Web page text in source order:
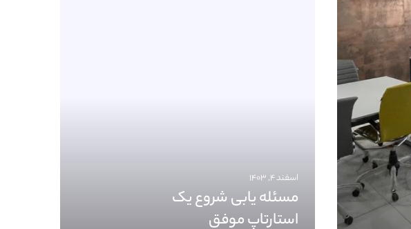
اسفند ۴, ۱۴۰۳
مسئله یابی شروع یک
استارتاپ موفق